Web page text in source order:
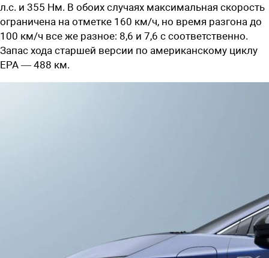
л.с. и 355 Нм. В обоих случаях максимальная скорость
ограничена на отметке 160 км/ч, но время разгона до
100 км/ч все же разное: 8,6 и 7,6 с соответственно.
Запас хода старшей версии по американскому циклу
EPA — 488 км.